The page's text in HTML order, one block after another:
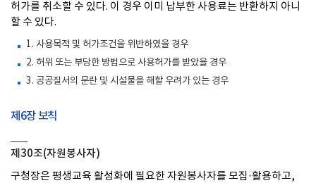
허가를 취소할 수 있다. 이 경우 이미 납부한 사용료는 반환하지 아니
할 수 있다.
1. 사용목적 및 허가조건을 위반하였을 경우
2. 허위 또는 부당한 방법으로 사용허가를 받았을 경우
3. 공공질서의 문란 및 시설물을 해할 우려가 있는 경우
제6장 보칙
제30조(자원봉사자)
구청장은 평생교육 활성화에 필요한 자원봉사자를 모집·활용하고,